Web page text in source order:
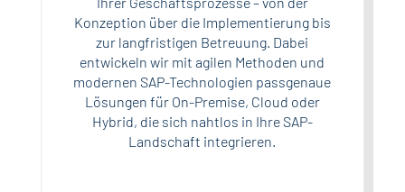
Konzeption über die Implementierung bis
zur langfristigen Betreuung. Dabei
entwickeln wir mit agilen Methoden und
modernen SAP-Technologien passgenaue
Lösungen für On-Premise, Cloud oder
Hybrid, die sich nahtlos in Ihre SAP-
Landschaft integrieren.